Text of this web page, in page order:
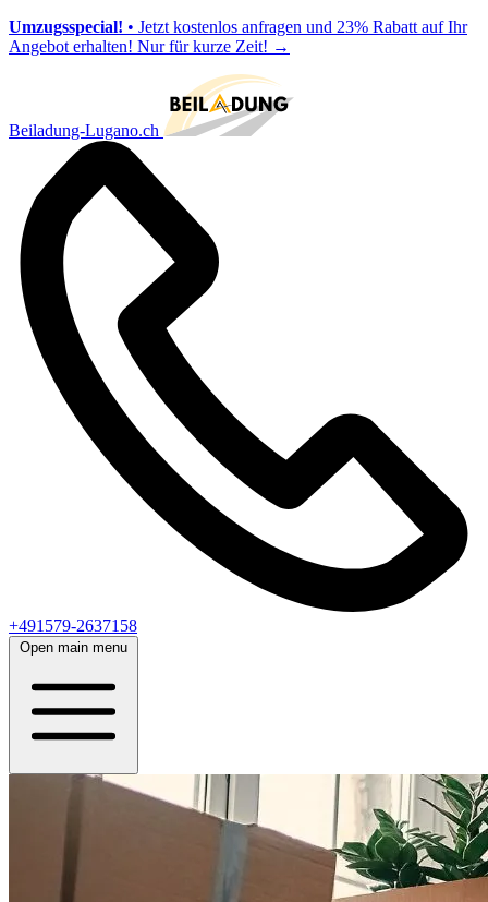
Umzugsspecial! • Jetzt kostenlos anfragen und 23% Rabatt auf Ihr
Angebot erhalten! Nur für kurze Zeit! →
Beiladung-Lugano.ch
+491579-2637158
Open main menu